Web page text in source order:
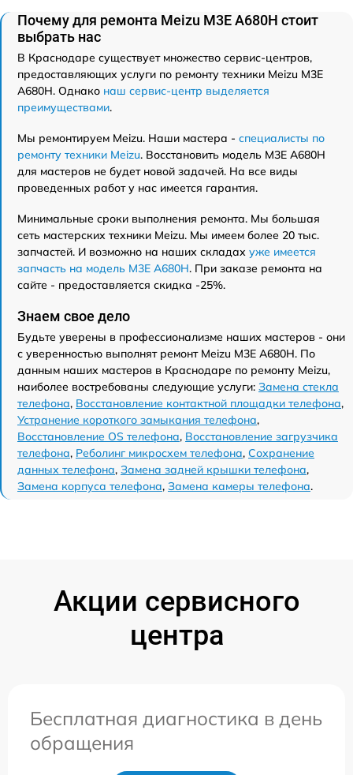
Почему для ремонта Meizu M3E A680H стоит
выбрать нас
В Краснодаре существует множество сервис-центров,
предоставляющих услуги по ремонту техники Meizu M3E
A680H. Однако наш сервис-центр выделяется
преимуществами.
Мы ремонтируем Meizu. Наши мастера - специалисты по
ремонту техники Meizu. Восстановить модель M3E A680H
для мастеров не будет новой задачей. На все виды
проведенных работ у нас имеется гарантия.
Минимальные сроки выполнения ремонта. Мы большая
сеть мастерских техники Meizu. Мы имеем более 20 тыс.
запчастей. И возможно на наших складах уже имеется
запчасть на модель M3E A680H. При заказе ремонта на
сайте - предоставляется скидка -25%.
Знаем свое дело
Будьте уверены в профессионализме наших мастеров - они
с уверенностью выполнят ремонт Meizu M3E A680H. По
данным наших мастеров в Краснодаре по ремонту Meizu,
наиболее востребованы следующие услуги: Замена стекла
телефона, Восстановление контактной площадки телефона,
Устранение короткого замыкания телефона,
Восстановление OS телефона, Восстановление загрузчика
телефона, Реболинг микросхем телефона, Сохранение
данных телефона, Замена задней крышки телефона,
Замена корпуса телефона, Замена камеры телефона.
Акции сервисного
центра
Бесплатная диагностика в день
обращения